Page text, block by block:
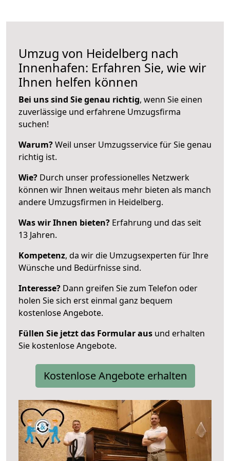
Umzug von Heidelberg nach
Innenhafen: Erfahren Sie, wie wir
Ihnen helfen können
Bei uns sind Sie genau richtig, wenn Sie einen
zuverlässige und erfahrene Umzugsfirma
suchen!
Warum?Weil unser Umzugsservice für Sie genau
richtig ist.
Wie? Durch unser professionelles Netzwerk
können wir Ihnen weitaus mehr bieten als manch
andere Umzugsfirmen in Heidelberg.
Was wir Ihnen bieten? Erfahrung und das seit
13 Jahren.
Kompetenz, da wir die Umzugsexperten für Ihre
Wünsche und Bedürfnisse sind.
Interesse? Dann greifen Sie zum Telefon oder
holen Sie sich erst einmal ganz bequem
kostenlose Angebote.
Füllen Sie jetzt das Formular aus und erhalten
Sie kostenlose Angebote.
Kostenlose Angebote erhalten